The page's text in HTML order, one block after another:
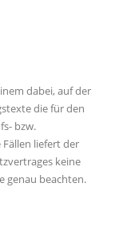
dabei, auf der
die für den
bzw.
liefert der
keine
genau beachten.